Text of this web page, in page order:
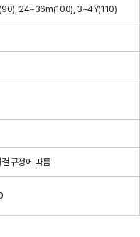
24~36m(100), 3~4Y(110)
규정에 따름